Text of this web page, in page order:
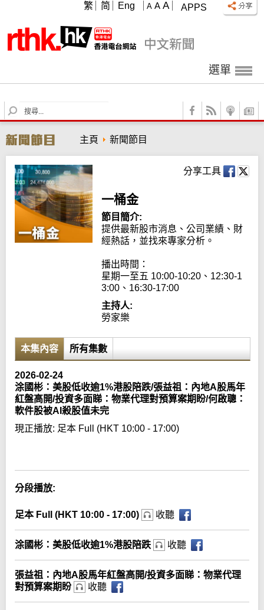
APPS
A A A
繁 简 Eng
選單
S
e
r
c
h
主頁 新聞節目
分享工具
一桶金
節目簡介:
提供最新股市消息、公司業績、財
經熱話，並找來專家分析。
播出時間：
星期一至五 10:00-10:20、12:30-1
3:00、16:30-17:00
主持人:
勞家樂
本集內容 所有集數
2026-02-24
涂國彬：美股低收逾1%港股陪跌/張益祖：內地A股馬年
紅盤高開/投資多面睇：物業代理對預算案期盼/何啟聰：
軟件股被AI殺股值未完
現正播放: 足本 Full (HKT 10:00 - 17:00)
分段播放:
足本 Full (HKT 10:00 - 17:00) 收聽
涂國彬：美股低收逾1%港股陪跌 收聽
張益祖：內地A股馬年紅盤高開/投資多面睇：物業代理
對預算案期盼
收聽